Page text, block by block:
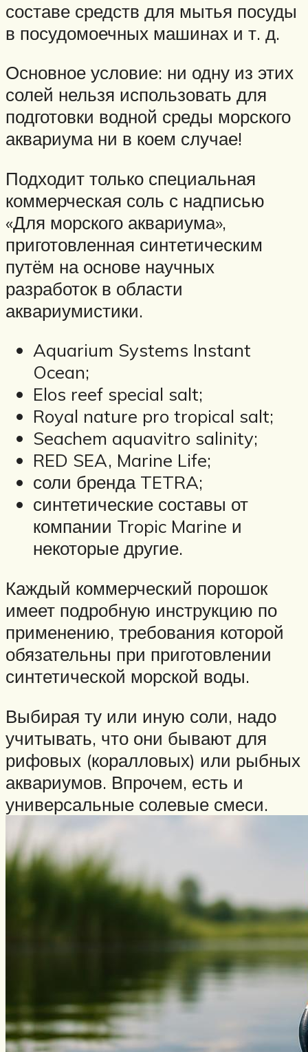
составе средств для мытья посуды
в посудомоечных машинах и т. д.
Основное условие: ни одну из этих
солей нельзя использовать для
подготовки водной среды морского
аквариума ни в коем случае!
Подходит только специальная
коммерческая соль с надписью
«Для морского аквариума»,
приготовленная синтетическим
путём на основе научных
разработок в области
аквариумистики.
Aquarium Systems Instant
Ocean;
Elos reef special salt;
Royal nature pro tropical salt;
Seachem aquavitro salinity;
RED SEA, Marine Life;
соли бренда TETRA;
синтетические составы от
компании Tropic Marine и
некоторые другие.
Каждый коммерческий порошок
имеет подробную инструкцию по
применению, требования которой
обязательны при приготовлении
синтетической морской воды.
Выбирая ту или иную соли, надо
учитывать, что они бывают для
рифовых (коралловых) или рыбных
аквариумов. Впрочем, есть и
универсальные солевые смеси.